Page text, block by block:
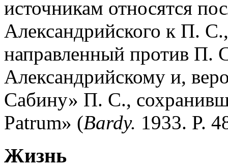
источникам относятся
Александрийского к П.
направленный против П.
Александрийскому и,
Сабину» П. С.,
Patrum» (Bardy. 1933. P.
Жизнь